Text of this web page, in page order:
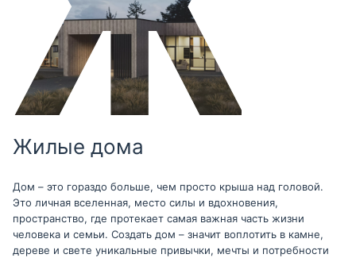
Жилые дома
Дом – это гораздо больше, чем просто крыша над головой.
Это личная вселенная, место силы и вдохновения,
пространство, где протекает самая важная часть жизни
человека и семьи. Создать дом – значит воплотить в камне,
дереве и свете уникальные привычки, мечты и потребности